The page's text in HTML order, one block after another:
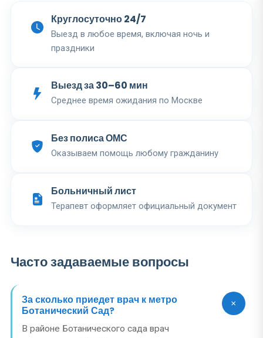
Круглосуточно 24/7
Выезд в любое время, включая ночь и
праздники
Выезд за 30–60 мин
Среднее время ожидания по Москве
Без полиса ОМС
Оказываем помощь любому гражданину
Больничный лист
Терапевт оформляет официальный документ
Часто задаваемые вопросы
За сколько приедет врач к метро
Ботанический Сад?
В районе Ботанического сада врач